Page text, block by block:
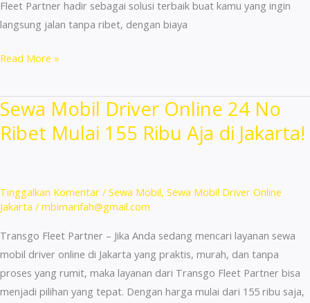
Fleet Partner hadir sebagai solusi terbaik buat kamu yang ingin
langsung jalan tanpa ribet, dengan biaya
Sewa
Cuma
155
Ribu
Jakarta
–
Rendah!
Read More »
Sewa Mobil Driver Online 24 No
Ribet Mulai 155 Ribu Aja di Jakarta!
Tinggalkan Komentar / Sewa Mobil, Sewa Mobil Driver Online
Jakarta / mbimarifah@gmail.com
Transgo Fleet Partner – Jika Anda sedang mencari layanan sewa
mobil driver online di Jakarta yang praktis, murah, dan tanpa
proses yang rumit, maka layanan dari Transgo Fleet Partner bisa
menjadi pilihan yang tepat. Dengan harga mulai dari 155 ribu saja,